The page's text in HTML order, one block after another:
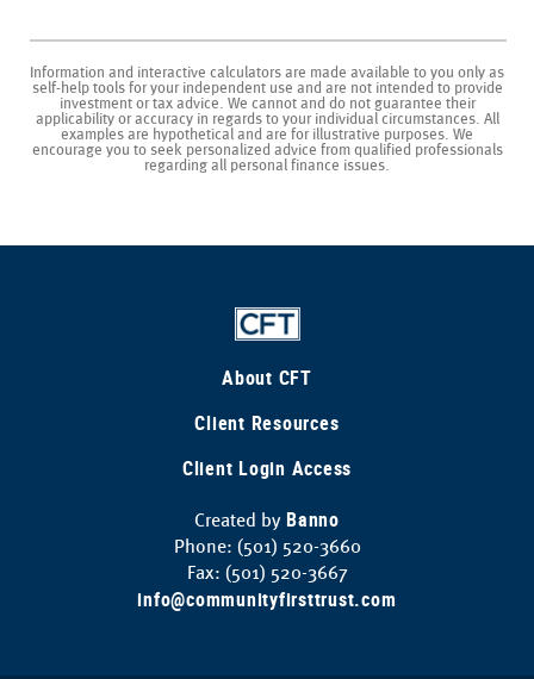
Information and interactive calculators are made available to you only as
self-help tools for your independent use and are not intended to provide
investment or tax advice. We cannot and do not guarantee their
applicability or accuracy in regards to your individual circumstances. All
examples are hypothetical and are for illustrative purposes. We
encourage you to seek personalized advice from qualified professionals
regarding all personal finance issues.
About CFT
Client Resources
Client Login Access
new
Created by Banno
Phone: (501) 520-3660
Fax: (501) 520-3667
info@communityfirsttrust.com